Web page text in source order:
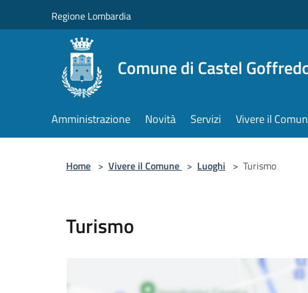
Regione Lombardia
Comune di Castel
Amministrazione Novità Servizi Vivere il
Home > Vivere il Comune > Luoghi > Turismo
Turismo